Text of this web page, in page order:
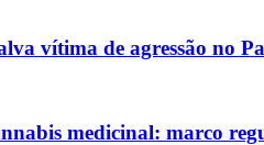
vítima de agressão no
medicinal: marco